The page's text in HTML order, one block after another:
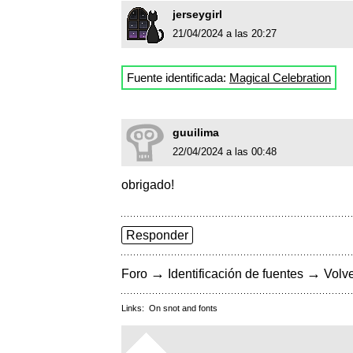
jerseygirl
21/04/2024 a las 20:27
Fuente identificada: Magical Celebration
guuilima
22/04/2024 a las 00:48
obrigado!
Responder
Foro → Identificación de fuentes →
Links: On snot and fonts